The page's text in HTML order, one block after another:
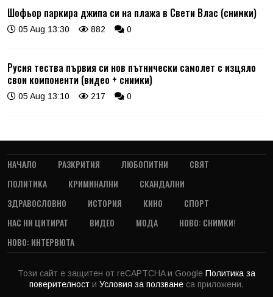
Шофьор паркира джипа си на плажа в Свети Влас (снимки)
05 Aug 13:30 882 0
Русия тества първия си нов пътнически самолет с изцяло
свои компоненти (видео + снимки)
05 Aug 13:10 217 0
НАЧАЛО РАЗКРИТИЯ ЛЮБОПИТНИ
СВЯТ
ПОЛИТИКА
КРИМИНАЛНИ
СКАНДАЛНИ
ЗДРАВОСЛОВНО
ИСТОРИЯ КИНО
СПОРТ
НАС НИ ЦИТИРАТ
ВИДЕО МОДА
НОВО: СНИМКИ!
НОВО: ИНТЕРВЮТА
Този сайт е защитен от reCAPTCHA и Google Политика за
поверителност и Условия за ползване са приложени.